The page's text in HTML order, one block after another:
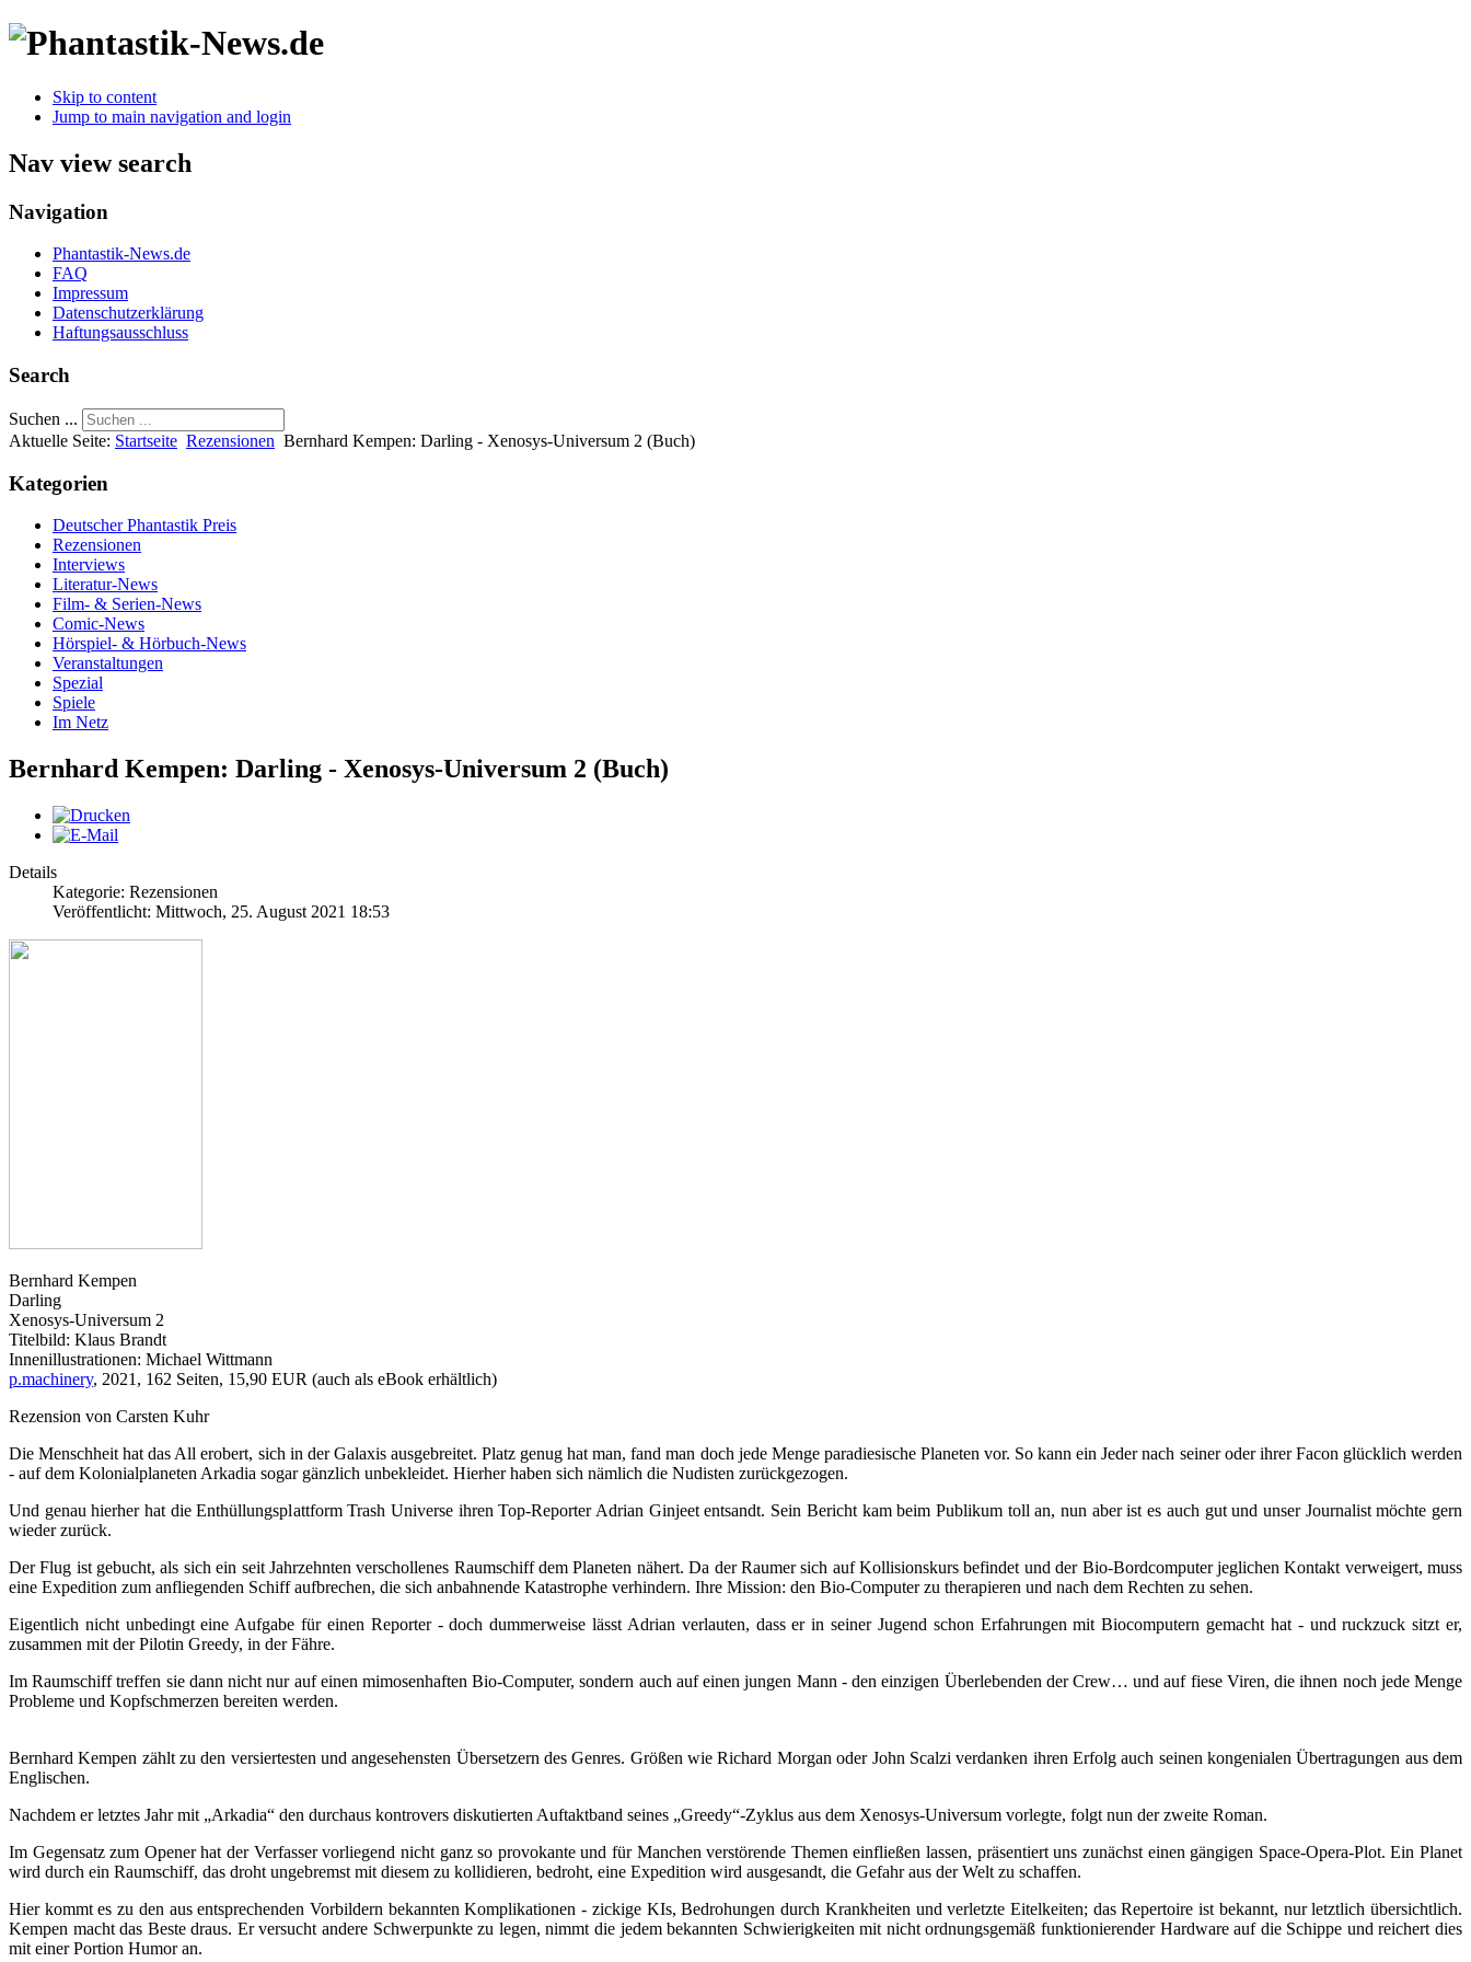
Skip to content
Jump to main navigation and login
Nav view search
Navigation
Phantastik-News.de
FAQ
Impressum
Datenschutzerklärung
Haftungsausschluss
Search
Suchen ...
Aktuelle Seite: Startseite Rezensionen Bernhard Kempen: Darling - Xenosys-Universum 2 (Buch)
Kategorien
Deutscher Phantastik Preis
Rezensionen
Interviews
Literatur-News
Film- & Serien-News
Comic-News
Hörspiel- & Hörbuch-News
Veranstaltungen
Spezial
Spiele
Im Netz
Bernhard Kempen: Darling - Xenosys-Universum 2 (Buch)
Details
Kategorie: Rezensionen
Veröffentlicht: Mittwoch, 25. August 2021 18:53
Bernhard Kempen
Darling
Xenosys-Universum 2
Titelbild: Klaus Brandt
Innenillustrationen: Michael Wittmann
p.machinery, 2021, 162 Seiten, 15,90 EUR (auch als eBook erhältlich)
Rezension von Carsten Kuhr
Die Menschheit hat das All erobert, sich in der Galaxis ausgebreitet. Platz genug hat man, fand man doch jede Menge paradiesische Planeten vor. So kann ein Jeder nach seiner oder ihrer Facon glücklich werden
- auf dem Kolonialplaneten Arkadia sogar gänzlich unbekleidet. Hierher haben sich nämlich die Nudisten zurückgezogen.
Und genau hierher hat die Enthüllungsplattform Trash Universe ihren Top-Reporter Adrian Ginjeet entsandt. Sein Bericht kam beim Publikum toll an, nun aber ist es auch gut und unser Journalist möchte gern
wieder zurück.
Der Flug ist gebucht, als sich ein seit Jahrzehnten verschollenes Raumschiff dem Planeten nähert. Da der Raumer sich auf Kollisionskurs befindet und der Bio-Bordcomputer jeglichen Kontakt verweigert, muss
eine Expedition zum anfliegenden Schiff aufbrechen, die sich anbahnende Katastrophe verhindern. Ihre Mission: den Bio-Computer zu therapieren und nach dem Rechten zu sehen.
Eigentlich nicht unbedingt eine Aufgabe für einen Reporter - doch dummerweise lässt Adrian verlauten, dass er in seiner Jugend schon Erfahrungen mit Biocomputern gemacht hat - und ruckzuck sitzt er,
zusammen mit der Pilotin Greedy, in der Fähre.
Im Raumschiff treffen sie dann nicht nur auf einen mimosenhaften Bio-Computer, sondern auch auf einen jungen Mann - den einzigen Überlebenden der Crew… und auf fiese Viren, die ihnen noch jede Menge
Probleme und Kopfschmerzen bereiten werden.
Bernhard Kempen zählt zu den versiertesten und angesehensten Übersetzern des Genres. Größen wie Richard Morgan oder John Scalzi verdanken ihren Erfolg auch seinen kongenialen Übertragungen aus dem
Englischen.
Nachdem er letztes Jahr mit „Arkadia“ den durchaus kontrovers diskutierten Auftaktband seines „Greedy“-Zyklus aus dem Xenosys-Universum vorlegte, folgt nun der zweite Roman.
Im Gegensatz zum Opener hat der Verfasser vorliegend nicht ganz so provokante und für Manchen verstörende Themen einfließen lassen, präsentiert uns zunächst einen gängigen Space-Opera-Plot. Ein Planet
wird durch ein Raumschiff, das droht ungebremst mit diesem zu kollidieren, bedroht, eine Expedition wird ausgesandt, die Gefahr aus der Welt zu schaffen.
Hier kommt es zu den aus entsprechenden Vorbildern bekannten Komplikationen - zickige KIs, Bedrohungen durch Krankheiten und verletzte Eitelkeiten; das Repertoire ist bekannt, nur letztlich übersichtlich.
Kempen macht das Beste draus. Er versucht andere Schwerpunkte zu legen, nimmt die jedem bekannten Schwierigkeiten mit nicht ordnungsgemäß funktionierender Hardware auf die Schippe und reichert dies
mit einer Portion Humor an.